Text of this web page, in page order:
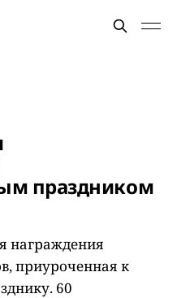
праздником
награждения
приуроченная к
60